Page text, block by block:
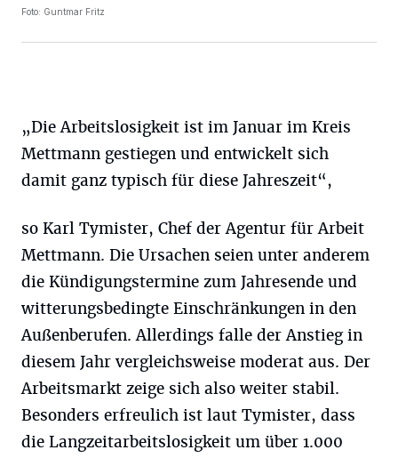
Foto: Guntmar Fritz
„Die Arbeitslosigkeit ist im Januar im Kreis
Mettmann gestiegen und entwickelt sich
damit ganz typisch für diese Jahreszeit“,
so Karl Tymister, Chef der Agentur für Arbeit
Mettmann. Die Ursachen seien unter anderem
die Kündigungstermine zum Jahresende und
witterungsbedingte Einschränkungen in den
Außenberufen. Allerdings falle der Anstieg in
diesem Jahr vergleichsweise moderat aus. Der
Arbeitsmarkt zeige sich also weiter stabil.
Besonders erfreulich ist laut Tymister, dass
die Langzeitarbeitslosigkeit um über 1.000